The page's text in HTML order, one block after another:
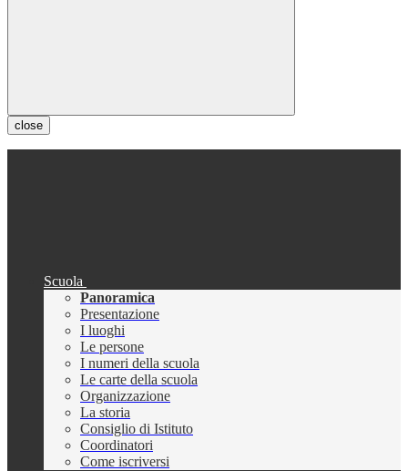
close
Scuola
Panoramica
Presentazione
I luoghi
Le persone
I numeri della scuola
Le carte della scuola
Organizzazione
La storia
Consiglio di Istituto
Coordinatori
Come iscriversi